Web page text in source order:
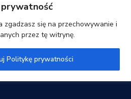
prywatność
zgadzasz się na przechowywanie i
przez tę witrynę.
Politykę prywatności
Zarząd